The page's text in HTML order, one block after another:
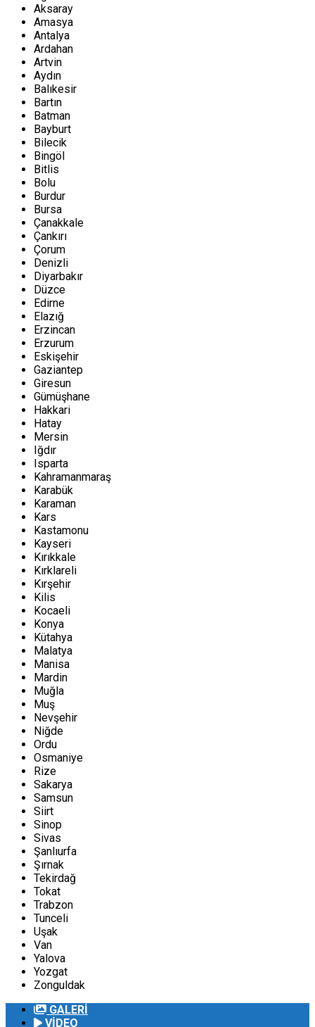
Aksaray
Amasya
Antalya
Ardahan
Artvin
Aydın
Balıkesir
Bartın
Batman
Bayburt
Bilecik
Bingöl
Bitlis
Bolu
Burdur
Bursa
Çanakkale
Çankırı
Çorum
Denizli
Diyarbakır
Düzce
Edirne
Elazığ
Erzincan
Erzurum
Eskişehir
Gaziantep
Giresun
Gümüşhane
Hakkari
Hatay
Mersin
Iğdır
Isparta
Kahramanmaraş
Karabük
Karaman
Kars
Kastamonu
Kayseri
Kırıkkale
Kırklareli
Kırşehir
Kilis
Kocaeli
Konya
Kütahya
Malatya
Manisa
Mardin
Muğla
Muş
Nevşehir
Niğde
Ordu
Osmaniye
Rize
Sakarya
Samsun
Siirt
Sinop
Sivas
Şanlıurfa
Şırnak
Tekirdağ
Tokat
Trabzon
Tunceli
Uşak
Van
Yalova
Yozgat
Zonguldak
GALERİ
VİDEO